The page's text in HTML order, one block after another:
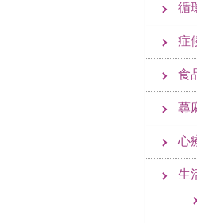
循
症
食
蕁
心
生